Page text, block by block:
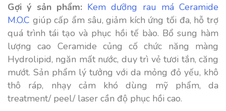
Gợi ý sản phẩm: Kem dưỡng rau má Ceramide
M.O.C giúp cấp ẩm sâu, giảm kích ứng tối đa, hỗ trợ
quá trình tái tạo và phục hồi tế bào. Bổ sung hàm
lượng cao Ceramide củng cố chức năng màng
Hydrolipid, ngăn mất nước, duy trì vẻ tươi tắn, căng
mướt. Sản phẩm lý tưởng với da mỏng đỏ yếu, khô
thô ráp, nhạy cảm khó dùng mỹ phẩm, da
treatment/ peel/ laser cần độ phục hồi cao.